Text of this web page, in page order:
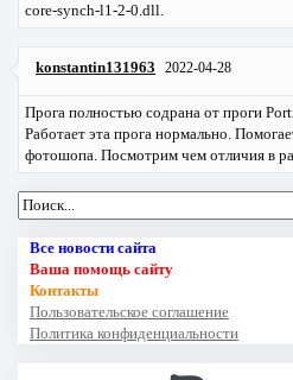
core-synch-l1-2-0.dll.
konstantin131963 2022-04-28
Прога полностью содрана от проги
Работает эта прога нормально.
фотошопа. Посмотрим чем отличия в
Все новости сайта
Ваша помощь сайту
Контакты
Пользовательское соглашение
Политика конфиденциальности